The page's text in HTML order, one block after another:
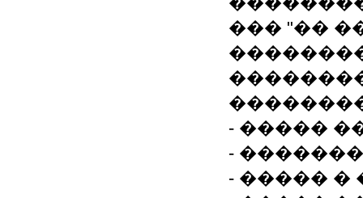
��� "��
- �����
-
- �����